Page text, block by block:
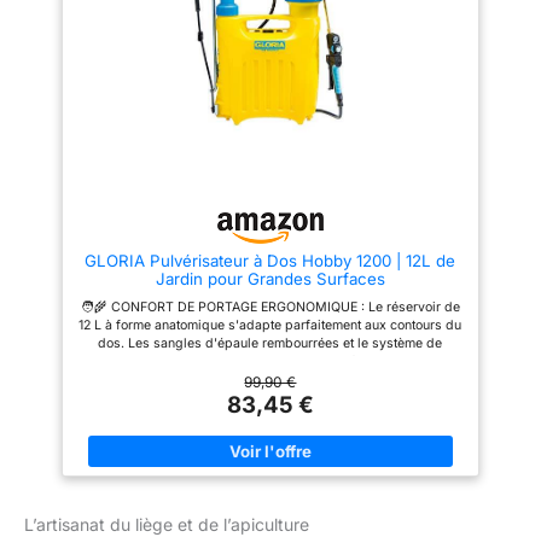
GLORIA Pulvérisateur à Dos Hobby 1200 | 12L de
Jardin pour Grandes Surfaces
🧑‍🌾 CONFORT DE PORTAGE ERGONOMIQUE : Le réservoir de
12 L à forme anatomique s'adapte parfaitement aux contours du
dos. Les sangles d'épaule rembourrées et le système de
douleur, idéal pour le jardin, la serre ou le vignoble. 💧 IDÉAL
POUR LES GRANDES SURFACES : Ce pulvérisateur dorsal est
parfait pour les applications étendues en horticulture,
agriculture et viticulture. Son généreux réservoir de 12 L permet
de traiter de vastes zones sans interruptions fréquentes pour le
remplissage. 🔧 RÉGLAGE DE LA PRESSION POUR UN
bar. C’est la solution idéale pour un dosage exact des engrais
99,90 €
83,45 €
L’artisanat du liège et de l’apiculture